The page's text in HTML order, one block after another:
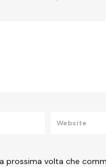
prossima volta che